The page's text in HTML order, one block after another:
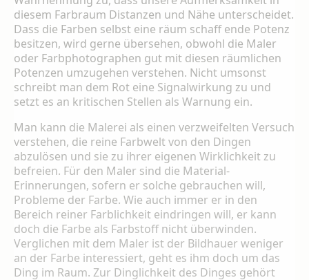
diesem Farbraum Distanzen und Nähe unterschei­det.
Dass die Farben selbst eine räum schaff ende Potenz
besitzen, wird gerne übersehen, obwohl die Maler
oder Farbphotographen gut mit diesen räumlichen
Potenzen umzugehen verstehen. Nicht umsonst
schreibt man dem Rot eine Signalwirkung zu und
setzt es an kri­tischen Stellen als Warnung ein.
Man kann die Malerei als einen verzweifelten Versuch
verstehen, die reine Farbwelt von den Dingen
abzulösen und sie zu ihrer eigenen Wirklichkeit zu
befreien. Für den Maler sind die Material-
Erinnerungen, sofern er solche ge­brauchen will,
Probleme der Farbe. Wie auch immer er in den
Bereich reiner Farblichkeit ein­dringen will, er kann
doch die Farbe als Farb­stoff nicht überwinden.
Verglichen mit dem Maler ist der Bildhauer weniger
an der Farbe interessiert, geht es ihm doch um das
Ding im Raum. Zur Dinglichkeit des Dinges gehört